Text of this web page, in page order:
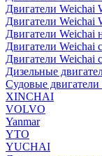
Двигатели Weichai
Двигатели Weichai
Двигатели Weichai
Двигатели Weichai
Двигатели Weichai
Дизельные
Судовые двигатели
XINCHAI
VOLVO
Yanmar
YTO
YUCHAI